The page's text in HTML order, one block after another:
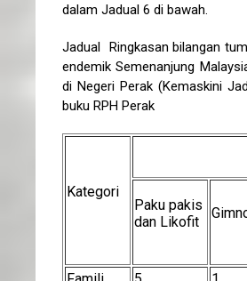
dalam Jadual 6 di bawah.
Jadual Ringkasan bilangan
endemik Semenanjung
di Negeri Perak (Kemaskini
buku RPH Perak
Kategori
Paku pakis
dan Likofit